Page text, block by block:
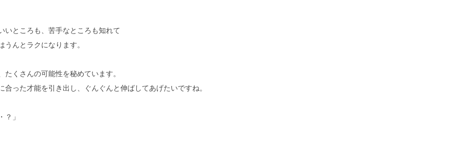
いところも、苦手なところも知れて
んとラクになります。
くさんの可能性を秘めています。
った才能を引き出し、ぐんぐんと伸ばしてあげたいですね。
？」